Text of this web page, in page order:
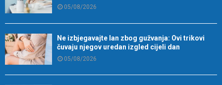
05/08/2026
Ne izbjegavajte lan zbog gužvanja: Ovi trikovi
čuvaju njegov uredan izgled cijeli dan
05/08/2026